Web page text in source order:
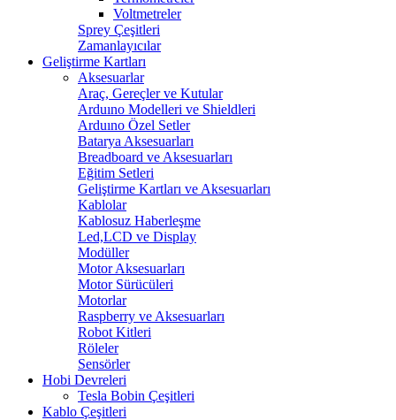
Voltmetreler
Sprey Çeşitleri
Zamanlayıcılar
Geliştirme Kartları
Aksesuarlar
Araç, Gereçler ve Kutular
Arduıno Modelleri ve Shieldleri
Arduıno Özel Setler
Batarya Aksesuarları
Breadboard ve Aksesuarları
Eğitim Setleri
Geliştirme Kartları ve Aksesuarları
Kablolar
Kablosuz Haberleşme
Led,LCD ve Display
Modüller
Motor Aksesuarları
Motor Sürücüleri
Motorlar
Raspberry ve Aksesuarları
Robot Kitleri
Röleler
Sensörler
Hobi Devreleri
Tesla Bobin Çeşitleri
Kablo Çeşitleri